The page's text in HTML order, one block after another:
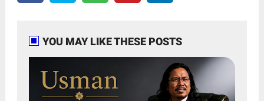
YOU MAY LIKE THESE POSTS